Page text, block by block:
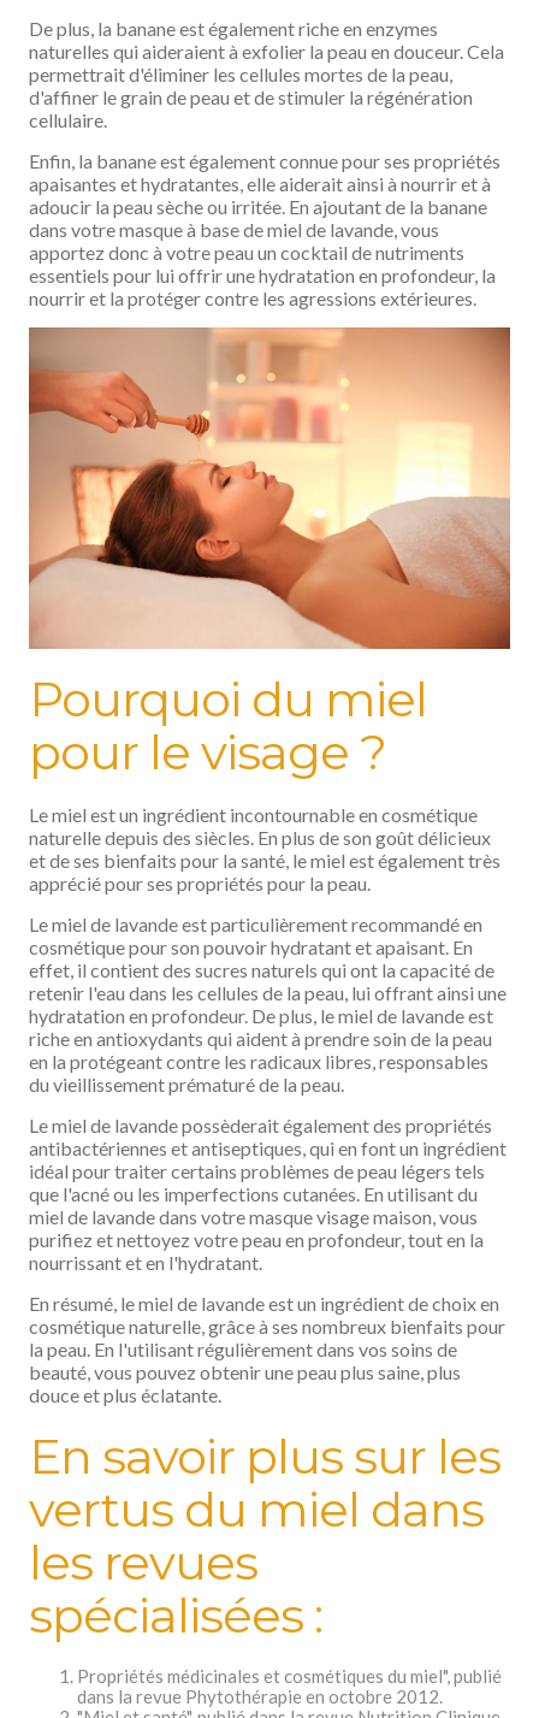
De plus, la banane est également riche en enzymes
naturelles qui aideraient à exfolier la peau en douceur. Cela
permettrait d'éliminer les cellules mortes de la peau,
d'affiner le grain de peau et de stimuler la régénération
cellulaire.
Enfin, la banane est également connue pour ses propriétés
apaisantes et hydratantes, elle aiderait ainsi à nourrir et à
adoucir la peau sèche ou irritée. En ajoutant de la banane
dans votre masque à base de miel de lavande, vous
apportez donc à votre peau un cocktail de nutriments
essentiels pour lui offrir une hydratation en profondeur, la
nourrir et la protéger contre les agressions extérieures.
Pourquoi du miel
pour le visage ?
Le miel est un ingrédient incontournable en cosmétique
naturelle depuis des siècles. En plus de son goût délicieux
et de ses bienfaits pour la santé, le miel est également très
apprécié pour ses propriétés pour la peau.
Le miel de lavande est particulièrement recommandé en
cosmétique pour son pouvoir hydratant et apaisant. En
effet, il contient des sucres naturels qui ont la capacité de
retenir l'eau dans les cellules de la peau, lui offrant ainsi une
hydratation en profondeur. De plus, le miel de lavande est
riche en antioxydants qui aident à prendre soin de la peau
en la protégeant contre les radicaux libres, responsables
du vieillissement prématuré de la peau.
Le miel de lavande possèderait également des propriétés
antibactériennes et antiseptiques, qui en font un ingrédient
idéal pour traiter certains problèmes de peau légers tels
que l'acné ou les imperfections cutanées. En utilisant du
miel de lavande dans votre masque visage maison, vous
purifiez et nettoyez votre peau en profondeur, tout en la
nourrissant et en l'hydratant.
En résumé, le miel de lavande est un ingrédient de choix en
cosmétique naturelle, grâce à ses nombreux bienfaits pour
la peau. En l'utilisant régulièrement dans vos soins de
beauté, vous pouvez obtenir une peau plus saine, plus
douce et plus éclatante.
En savoir plus sur les
vertus du miel dans
les revues
spécialisées :
Propriétés médicinales et cosmétiques du miel", publié
dans la revue Phytothérapie en octobre 2012.